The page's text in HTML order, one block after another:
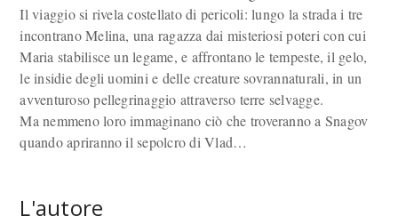
Il viaggio si rivela costellato di pericoli: lungo la strada i tre
incontrano Melina, una ragazza dai misteriosi poteri con cui
Maria stabilisce un legame, e affrontano le tempeste, il gelo,
le insidie degli uomini e delle creature sovrannaturali, in un
avventuroso pellegrinaggio attraverso terre selvagge.
Ma nemmeno loro immaginano ciò che troveranno a Snagov
quando apriranno il sepolcro di Vlad…
L'autore